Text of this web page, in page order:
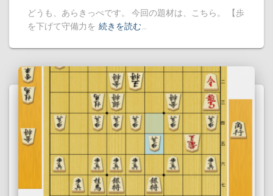
どうも、あらきっぺです。 今回の題材は、こちら。 【歩
を下げて守備力を 続きを読む…